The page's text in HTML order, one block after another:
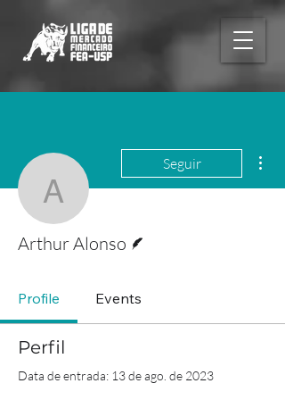
Arthur Alonso
Seguir
Arthur Alonso
Profile Events
Perfil
Data de entrada: 13 de ago. de 2023